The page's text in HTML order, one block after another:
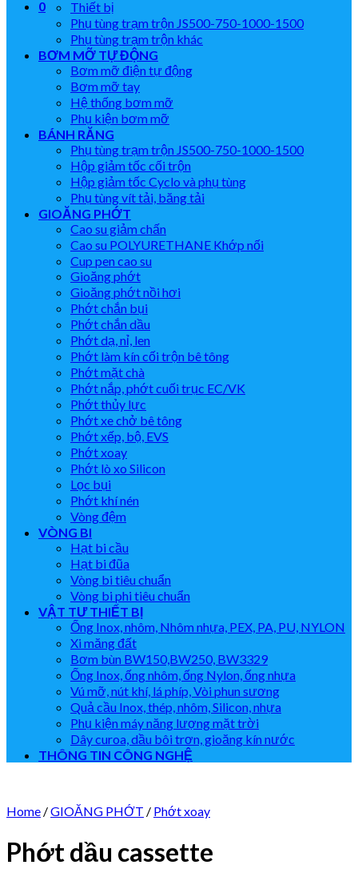
0
Thiết bị
Phụ tùng trạm trộn JS500-750-1000-1500
Phụ tùng trạm trộn khác
BƠM MỠ TỰ ĐỘNG
Bơm mỡ điện tự động
Bơm mỡ tay
Hệ thống bơm mỡ
Phụ kiện bơm mỡ
BÁNH RĂNG
Phụ tùng trạm trộn JS500-750-1000-1500
Hộp giảm tốc cối trộn
Hộp giảm tốc Cyclo và phụ tùng
Phụ tùng vít tải, băng tải
GIOĂNG PHỚT
Cao su giảm chấn
Cao su POLYURETHANE Khớp nối
Cup pen cao su
Gioăng phớt
Gioăng phớt nồi hơi
Phớt chắn bụi
Phớt chắn dầu
Phớt dạ, nỉ, len
Phớt làm kín cối trộn bê tông
Phớt mặt chà
Phớt nắp, phớt cuối trục EC/VK
Phớt thủy lực
Phớt xe chở bê tông
Phớt xếp, bộ, EVS
Phớt xoay
Phớt lò xo Silicon
Lọc bụi
Phớt khí nén
Vòng đệm
VÒNG BI
Hạt bi cầu
Hạt bi đũa
Vòng bi tiêu chuẩn
Vòng bi phi tiêu chuẩn
VẬT TƯ THIẾT BỊ
Ống Inox, nhôm, Nhôm nhựa, PEX, PA, PU, NYLON
Xi măng đất
Bơm bùn BW150,BW250, BW3329
Ống Inox, ống nhôm, ống Nylon, ống nhựa
Vú mỡ, nút khí, lá phíp, Vòi phun sương
Quả cầu Inox, thép, nhôm, Silicon, nhựa
Phụ kiện máy năng lượng mặt trời
Dây curoa, dầu bôi trơn, gioăng kín nước
THÔNG TIN CÔNG NGHỆ
Home /GIOĂNG PHỚT / Phớt xoay
Phớt dầu cassette